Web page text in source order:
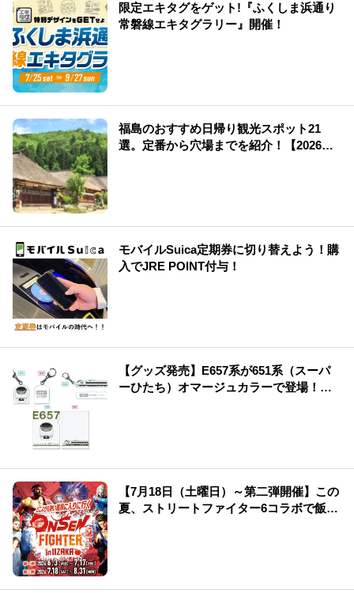
限定エキタグをゲット!『ふくしま浜通り
常磐線エキタグラリー』開催！
福島のおすすめ日帰り観光スポット21
選。定番から穴場までを紹介！【2026
モバイルSuica定期券に切り替えよう！購
入でJRE POINT付与！
【グッズ発売】E657系が651系（スーパ
ーひたち）オマージュカラーで登場！運
【7月18日（土曜日）～第二弾開催】この
夏、ストリートファイター6コラボで飯坂